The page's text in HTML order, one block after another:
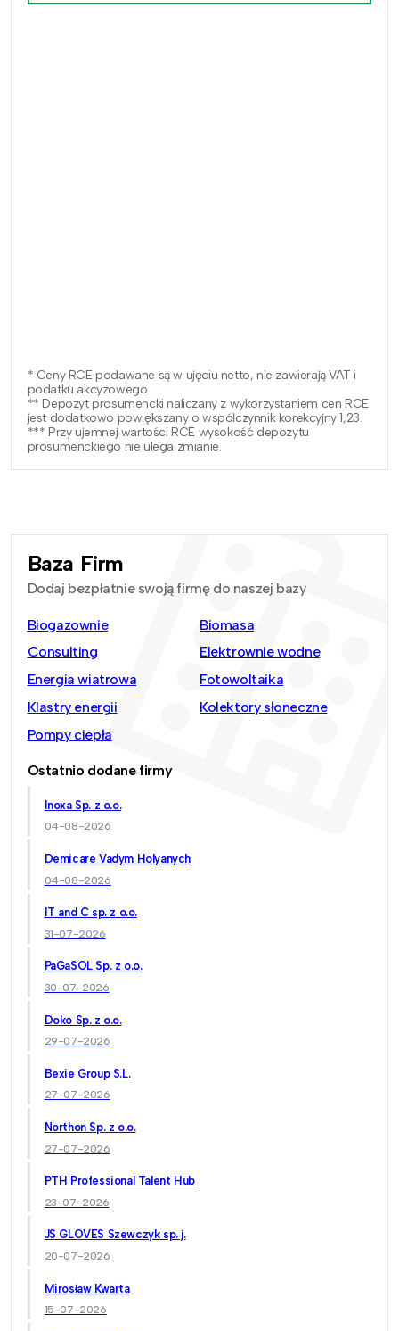
* Ceny RCE podawane są w ujęciu netto, nie zawierają VAT i
podatku akcyzowego.
** Depozyt prosumencki naliczany z wykorzystaniem cen RCE
jest dodatkowo powiększany o współczynnik korekcyjny 1,23.
*** Przy ujemnej wartości RCE wysokość depozytu
prosumenckiego nie ulega zmianie.
Baza Firm
Dodaj bezpłatnie swoją firmę do naszej bazy
Biogazownie
Biomasa
Consulting
Elektrownie wodne
Energia wiatrowa
Fotowoltaika
Klastry energii
Kolektory słoneczne
Pompy ciepła
Ostatnio dodane firmy
Inoxa Sp. z o.o.
04-08-2026
Demicare Vadym Holyanych
04-08-2026
IT and C sp. z o.o.
31-07-2026
PaGaSOL Sp. z o.o.
30-07-2026
Doko Sp. z o.o.
29-07-2026
Bexie Group S.L.
27-07-2026
Northon Sp. z o.o.
27-07-2026
PTH Professional Talent Hub
23-07-2026
JS GLOVES Szewczyk sp. j.
20-07-2026
Mirosław Kwarta
15-07-2026